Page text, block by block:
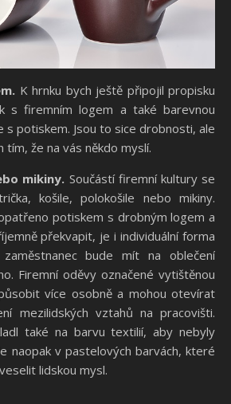
K hrnku bych ještě připojil propisku
s firemním logem a také barevnou
s potiskem. Jsou to sice drobnosti, ale
že na vás někdo myslí.
mikiny. Součástí firemní kultury se
košile, polokošile nebo mikiny.
potiskem s drobným logem a
překvapit, je i individuální forma
bude mít na oblečení
Firemní oděvy označené vytištěnou
více osobně a mohou otevírat
mezilidských vztahů na pracovišti.
také na barvu textilií, aby nebyly
naopak v pastelových barvách, které
lidskou mysl.